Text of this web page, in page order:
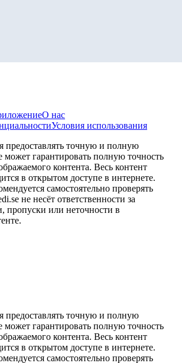
О нас
Условия использования
предоставлять точную и полную
гарантировать полную точность
контента. Весь контент
в открытом доступе в интернете.
самостоятельно проверять
не несёт ответственности за
или неточности в
предоставлять точную и полную
гарантировать полную точность
контента. Весь контент
в открытом доступе в интернете.
самостоятельно проверять